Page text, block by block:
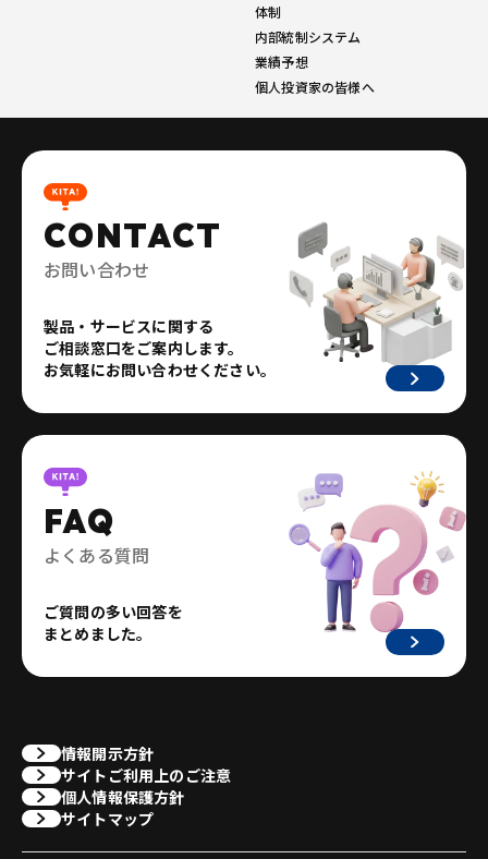
体制
内部統制システム
業績予想
個人投資家の皆様へ
CONTACT
お問い合わせ
製品・サービスに関する
ご相談窓口をご案内します。
お気軽にお問い合わせください。
FAQ
よくある質問
ご質問の多い回答を
まとめました。
情報開示方針
サイトご利用上のご注意
個人情報保護方針
サイトマップ